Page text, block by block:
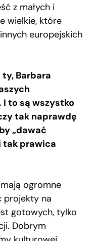
z małych i
wielkie, które
europejskich
ty, Barbara
to są wszystko
tak naprawdę
„dawać
tak prawica
ogromne
projekty na
gotowych, tylko
Dobrym